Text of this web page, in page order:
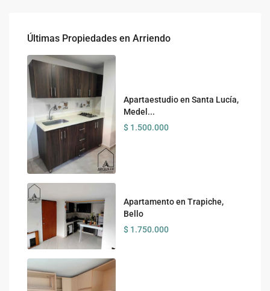
Últimas Propiedades en Arriendo
Apartaestudio en Santa Lucía,
Medel...
$ 1.500.000
Apartamento en Trapiche,
Bello
$ 1.750.000